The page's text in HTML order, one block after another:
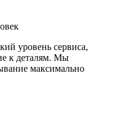
уровень сервиса,
к деталям. Мы
максимально